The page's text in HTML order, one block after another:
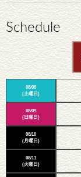
Schedule
08/08
(土曜日)
08/09
(日曜日)
08/10
(月曜日)
08/11
(火曜日)